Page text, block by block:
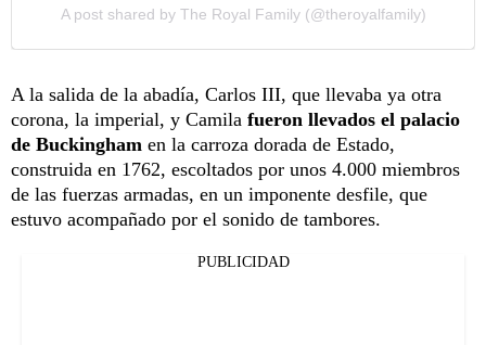
A post shared by The Royal Family (@theroyalfamily)
A la salida de la abadía, Carlos III, que llevaba ya otra
corona, la imperial, y Camila fueron llevados el palacio
de Buckingham en la carroza dorada de Estado,
construida en 1762, escoltados por unos 4.000 miembros
de las fuerzas armadas, en un imponente desfile, que
estuvo acompañado por el sonido de tambores.
PUBLICIDAD